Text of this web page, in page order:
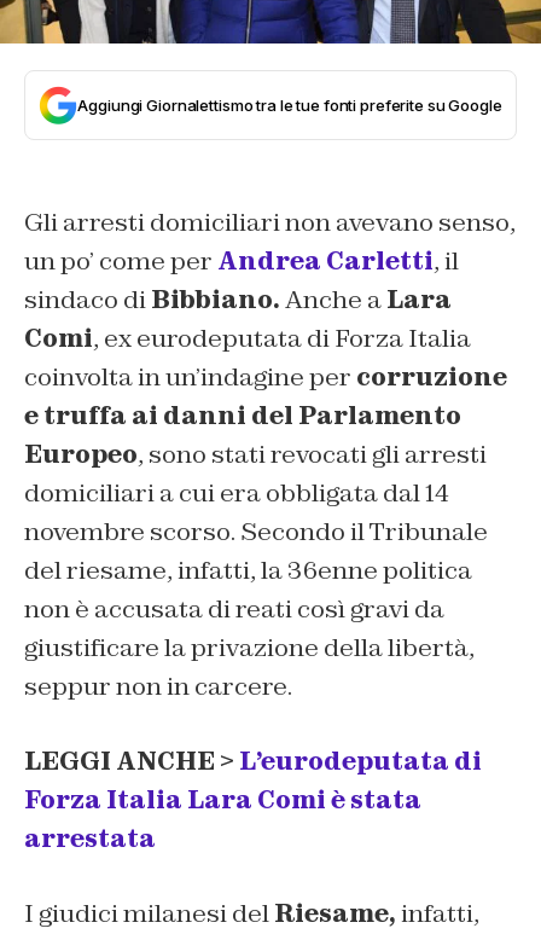
Aggiungi Giornalettismo tra le tue fonti preferite su Google
Gli arresti domiciliari non avevano senso,
un po’ come per Andrea Carletti, il
sindaco diBibbiano.Anche aLara
Comi, ex eurodeputata di Forza Italia
coinvolta in un’indagine per corruzione
e truffa ai danni del Parlamento
Europeo, sono stati revocati gli arresti
domiciliari a cui era obbligata dal 14
novembre scorso. Secondo il Tribunale
del riesame, infatti, la 36enne politica
non è accusata di reati così gravi da
giustificare la privazione della libertà,
seppur non in carcere.
LEGGI ANCHE > L’eurodeputata di
Forza Italia Lara Comi è stata
arrestata
I giudici milanesi delRiesame,infatti,